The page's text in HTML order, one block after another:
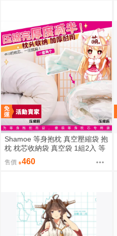
Shamoe 等身抱枕 真空壓縮袋 抱
枕 枕芯收納袋 真空袋 1組2入 等
身抱枕芯 動漫抱枕 專用配件
售價 460